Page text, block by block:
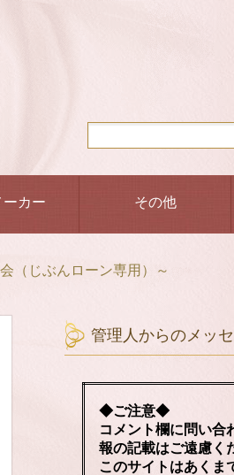
カー その他
（じぶんローン専用）～
管理人からのメッ
◆ご注意◆
コメント欄に問い合
報の記載はご遠慮く
このサイトはあくま